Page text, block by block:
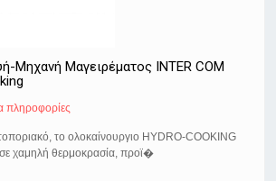
Μηχανή Μαγειρέματος INTER COM
πληροφορίες
το ολοκαίνουργιο HYDRO-COOKING
σε χαμηλή θερμοκρασία, προϊ�